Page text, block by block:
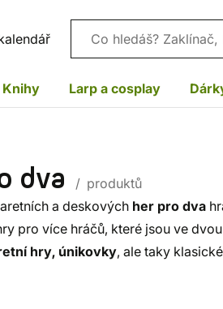
Vyhledávání
Knihy Larp a cosplay
dva
/ produktů
a deskových her pro dva
pro více hráčů, které jsou ve
hry, únikovky, ale taky